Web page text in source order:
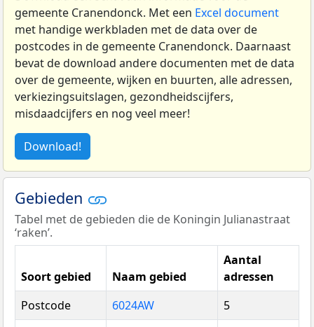
gemeente Cranendonck. Met een Excel document
met handige werkbladen met de data over de
postcodes in de gemeente Cranendonck. Daarnaast
bevat de download andere documenten met de data
over de gemeente, wijken en buurten, alle adressen,
verkiezingsuitslagen, gezondheidscijfers,
misdaadcijfers en nog veel meer!
Download!
Gebieden
Tabel met de gebieden die de Koningin Julianastraat
‘raken’.
Soort gebied Naam gebied
Aantal
adressen
Postcode
6024AW
5